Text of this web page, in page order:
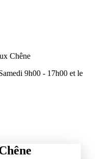
Chêne
9h00 - 17h00 et le